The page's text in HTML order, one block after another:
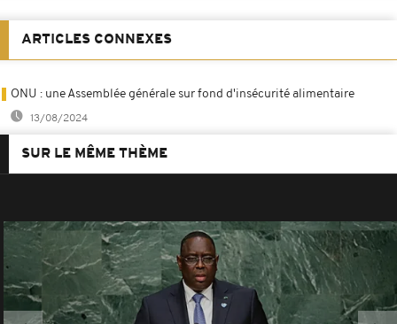
ARTICLES CONNEXES
ONU : une Assemblée générale sur fond d'insécurité alimentaire
13/08/2024
SUR LE MÊME THÈME